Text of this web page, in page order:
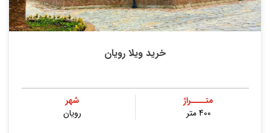
خرید ویلا رویان
متــــراژ
400 متر
شهر
رویان